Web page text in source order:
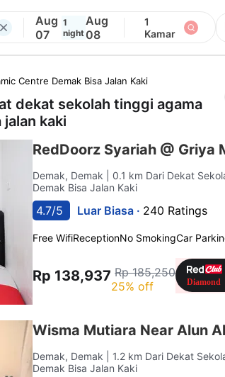
Aug
07
1
night
Aug
08
1
Kamar
Centre Demak Bisa Jalan Kaki
dekat sekolah tinggi agama
kaki
RedDoorz Syariah @ Griya
Demak, Demak
| 0.1 km Dari Dekat
Demak Bisa Jalan Kaki
4.7/5 Luar Biasa · 240 Ratings
Free WifiReceptionNo SmokingCar
Rp 138,937 Rp 185,250
25% off
Wisma Mutiara Near Alun
Demak, Demak
| 1.2 km Dari Dekat
Demak Bisa Jalan Kaki